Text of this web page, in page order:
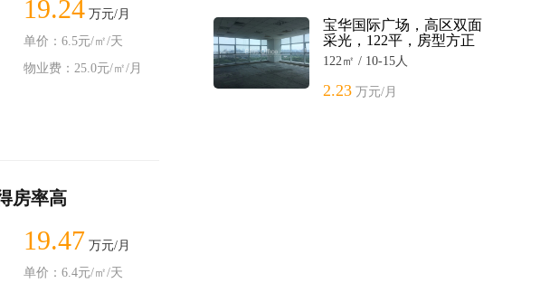
19.24 万元/月
单价：6.5元/㎡/天
物业费：25.0元/㎡/月
房率高
19.47 万元/月
单价：6.4元/㎡/天
宝华国际广场，高区双面
采光，122平，房型方正
122㎡ / 10-15人
2.23 万元/月